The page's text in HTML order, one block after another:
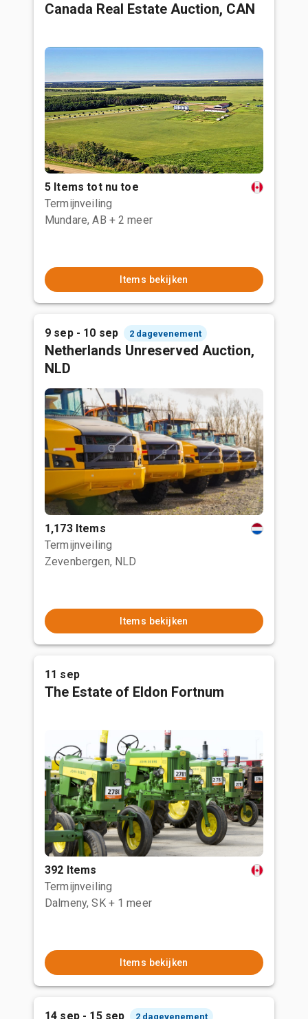
Canada Real Estate Auction, CAN
5 Items tot nu toe
Termijnveiling
Mundare, AB + 2 meer
Items bekijken
9 sep - 10 sep 2 dagevenement
Netherlands Unreserved Auction,
NLD
1,173 Items
Termijnveiling
Zevenbergen, NLD
Items bekijken
11 sep
The Estate of Eldon Fortnum
392 Items
Termijnveiling
Dalmeny, SK + 1 meer
Items bekijken
14 sep - 15 sep 2 dagevenement